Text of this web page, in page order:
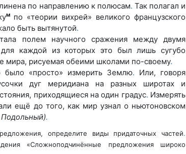
по направлению к полюсам. Так полагал и
м по «теории вихрей» великого французского
быть вытянутой.
полем научного сражения между двумя
каждой из которых это был лишь сугубо
мира, рисуемая обеими школами по-своему.
«просто» измерить Землю. Или, говоря
дуг меридиана на разных широтах и
приходящиеся на один градус. Измерять
ещё до того, как мир узнал о ньютоновском
Подольный).
определите виды придаточных частей.
«Сложноподчинённые предложения широко